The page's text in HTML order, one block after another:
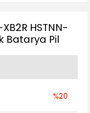
HSTNN-
Batarya Pil
%20